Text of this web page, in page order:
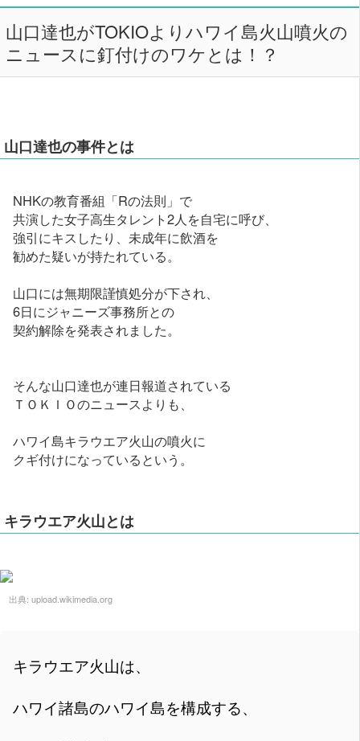
山口達也がTOKIOよりハワイ島火山噴火の
ニュースに釘付けのワケとは！？
山口達也の事件とは
NHKの教育番組「Rの法則」で
共演した女子高生タレント2人を自宅に呼び、
強引にキスしたり、未成年に飲酒を
勧めた疑いが持たれている。
山口には無期限謹慎処分が下され、
6日にジャニーズ事務所との
契約解除を発表されました。
そんな山口達也が連日報道されている
ＴＯＫＩＯのニュースよりも、
ハワイ島キラウエア火山の噴火に
クギ付けになっているという。
キラウエア火山とは
出典: upload.wikimedia.org
キラウエア火山は、
ハワイ諸島のハワイ島を構成する、